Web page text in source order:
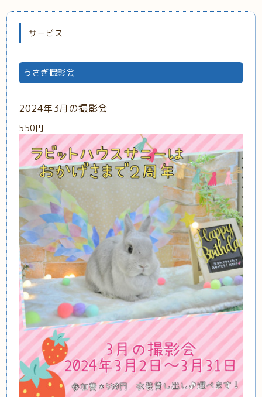
サービス
うさぎ撮影会
2024年3月の撮影会
550円